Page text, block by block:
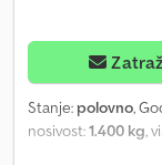
Stanje: polovno,
nosivost:1.400 kg,